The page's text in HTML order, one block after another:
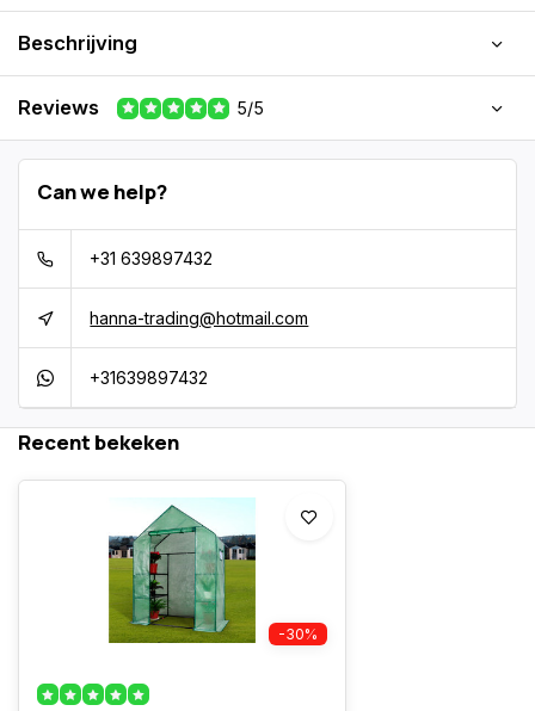
Beschrijving
Reviews 5/5
Can we help?
+31 639897432
hanna-trading@hotmail.com
+31639897432
Recent bekeken
-30%